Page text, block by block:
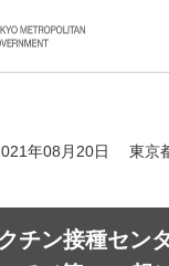
年08月20日 東京
チン接種セン